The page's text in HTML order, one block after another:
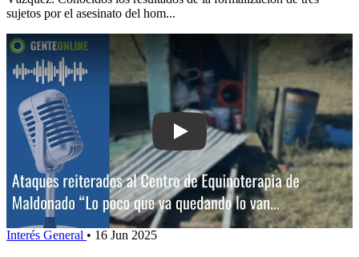
sujetos por el asesinato del hom...
Play: Ataques reiterados al Centro de
Interés General • 16 Jun 2025